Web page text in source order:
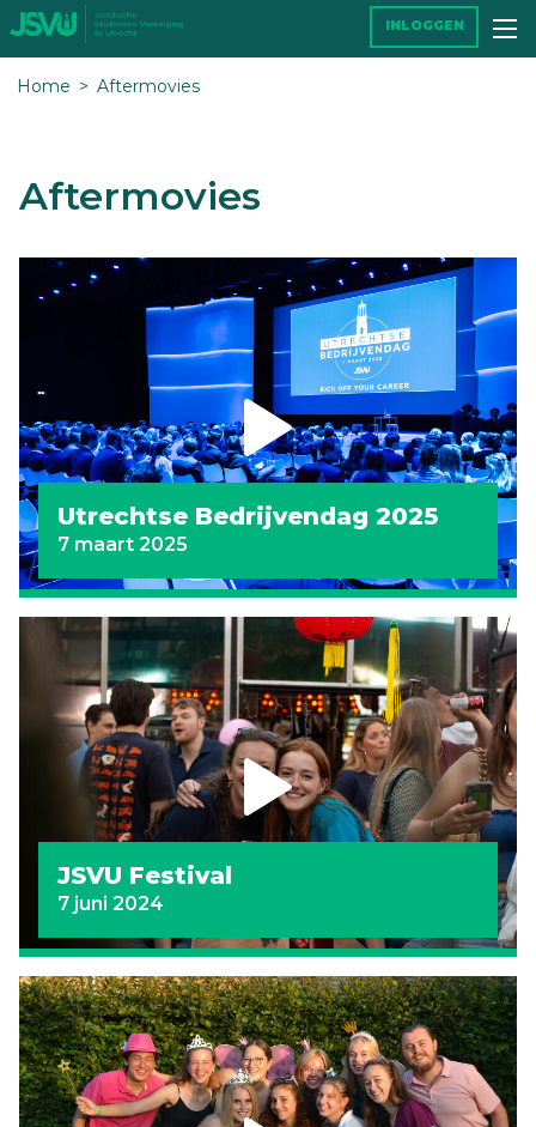
Home Aftermovies
Aftermovies
Utrechtse Bedrijvendag 2025
7 maart 2025
JSVU Festival
7 juni 2024
INLOGGEN